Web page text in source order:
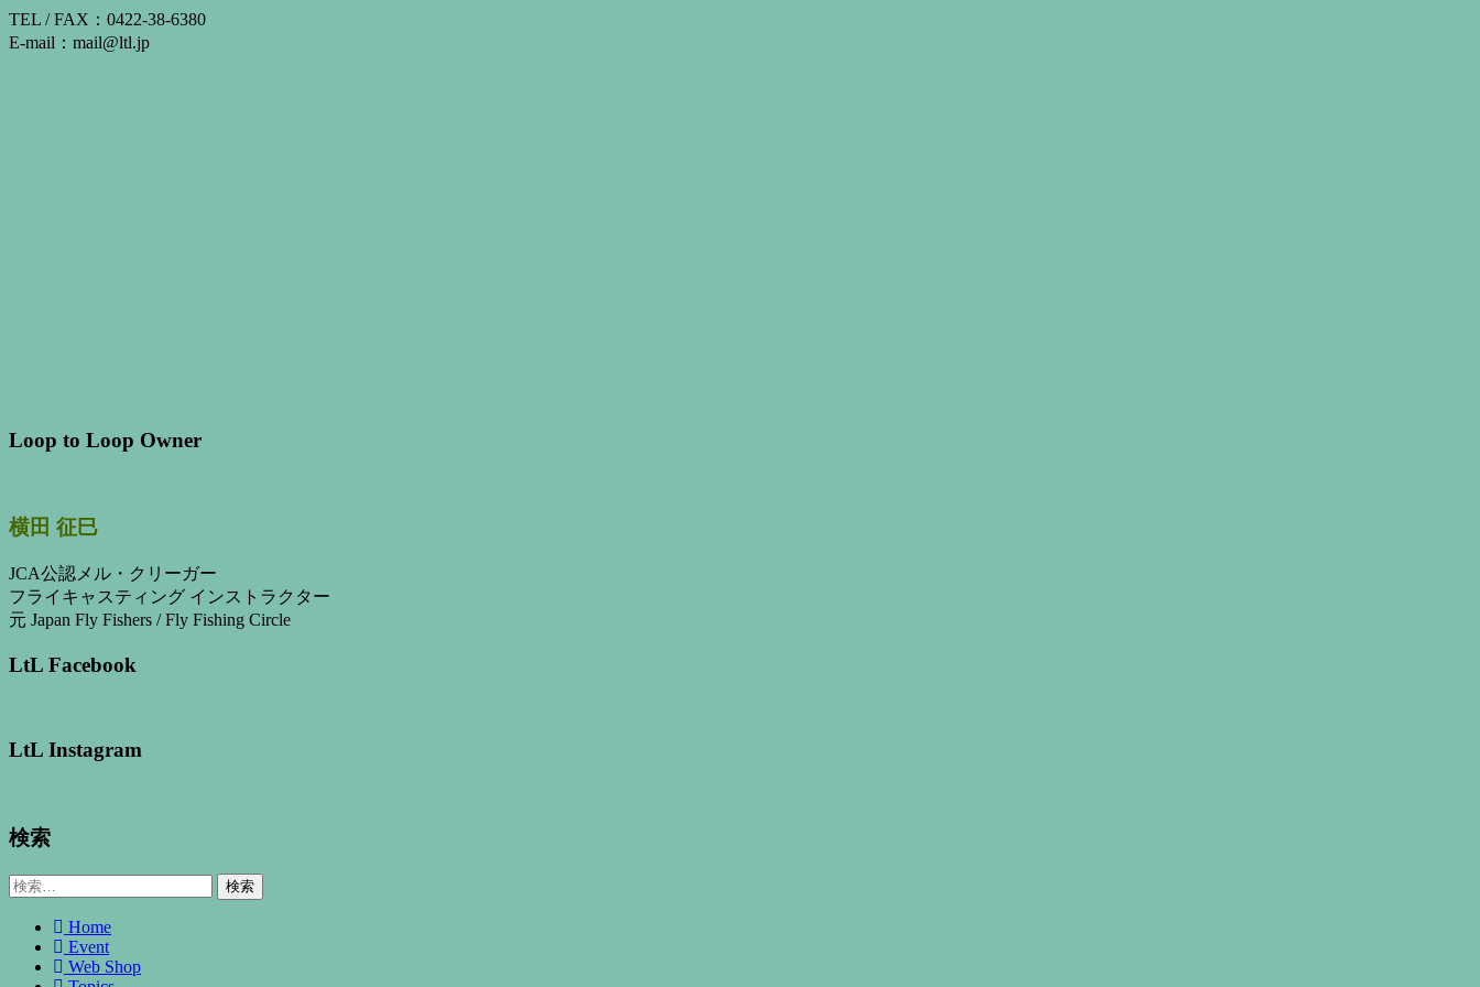
TEL / FAX：0422-38-6380
E-mail：mail@ltl.jp
Loop to Loop Owner
横田 征巳
JCA公認メル・クリーガー
フライキャスティング インストラクター
元 Japan Fly Fishers / Fly Fishing Circle
LtL Facebook
LtL Instagram
検索
検
Home
Event
Web Shop